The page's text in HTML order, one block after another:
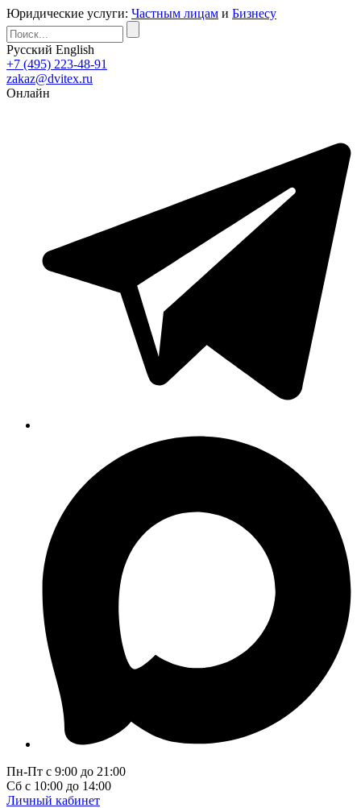
Юридические услуги: Частным лицам и Бизнесу
Русский English
+7 (495) 223-48-91
zakaz@dvitex.ru
Онлайн
Пн-Пт с 9:00 до 21:00
Сб с 10:00 до 14:00
Личный кабинет